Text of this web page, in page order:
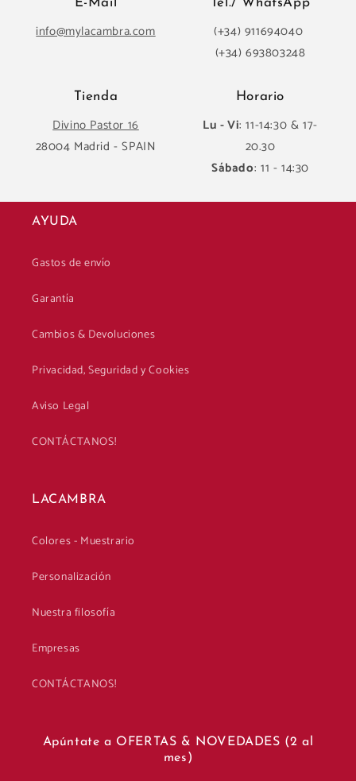
E-Mail
info@mylacambra.com
Tel./ WhatsApp
(+34) 911694040
(+34) 693803248
Tienda
Divino Pastor 16
28004 Madrid - SPAIN
Horario
Lu - Vi: 11-14:30 & 17-
20.30
Sábado: 11 - 14:30
AYUDA
Gastos de envío
Garantía
Cambios & Devoluciones
Privacidad, Seguridad y Cookies
Aviso Legal
CONTÁCTANOS!
LACAMBRA
Colores - Muestrario
Personalización
Nuestra filosofía
Empresas
CONTÁCTANOS!
Apúntate a OFERTAS & NOVEDADES (2 al
mes)